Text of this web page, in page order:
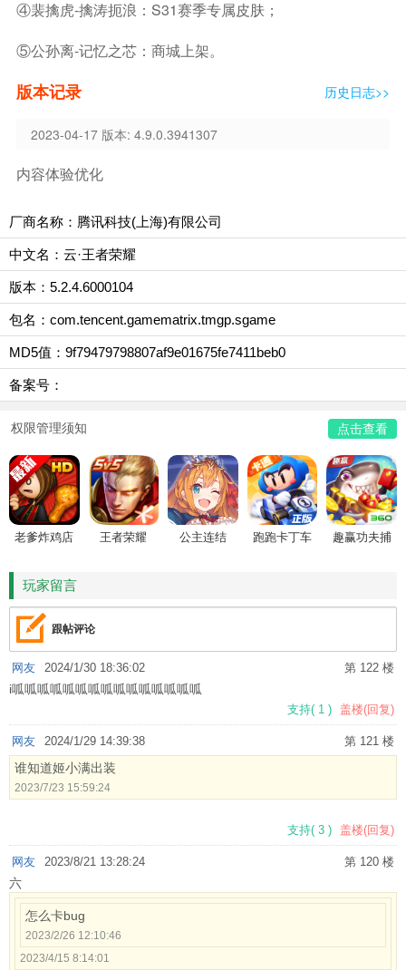
④裴擒虎-擒涛扼浪：S31赛季专属皮肤；
⑤公孙离-记忆之芯：商城上架。
版本记录 历史日志>>
2023-04-17 版本: 4.9.0.3941307
内容体验优化
厂商名称：腾讯科技(上海)有限公司
中文名：云·王者荣耀
版本：5.2.4.6000104
包名：com.tencent.gamematrix.tmgp.sgame
MD5值：9f79479798807af9e01675fe7411beb0
备案号：
权限管理须知 点击查看
老爹炸鸡店
王者荣耀 公主连结 跑跑卡丁车
趣赢功夫捕
玩家留言
跟帖评论
第 122 楼
网友 2024/1/30 18:36:02
i呱呱呱呱呱呱呱呱呱呱呱呱呱呱呱
支持( 1 ) 盖楼(回复)
第 121 楼
网友 2024/1/29 14:39:38
谁知道姬小满出装
2023/7/23 15:59:24
支持( 3 ) 盖楼(回复)
第 120 楼
网友 2023/8/21 13:28:24
六
怎么卡bug
2023/2/26 12:10:46
2023/4/15 8:14:01